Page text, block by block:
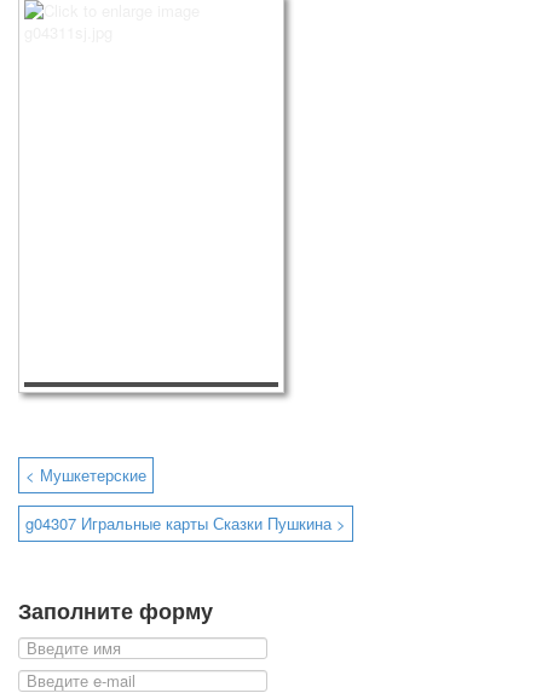
< Мушкетерские
g04307 Игральные карты Сказки Пушкина >
Заполните форму